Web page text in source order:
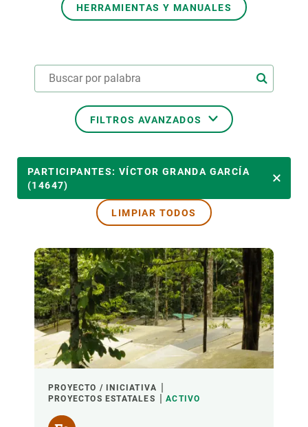
HERRAMIENTAS Y MANUALES
FILTROS AVANZADOS
TEMAS TRANSVERSALES
LIDERADO POR
PARTICIPANTES
FINANCIACIÓN
AÑO DE INICIO
PARTICIPANTES: VÍCTOR GRANDA GARCÍA
(14647)
LIMPIAR TODOS
PROYECTO / INICIATIVA
PROYECTOS ESTATALES
ACTIVO
NOTICIAS Y AGENDA